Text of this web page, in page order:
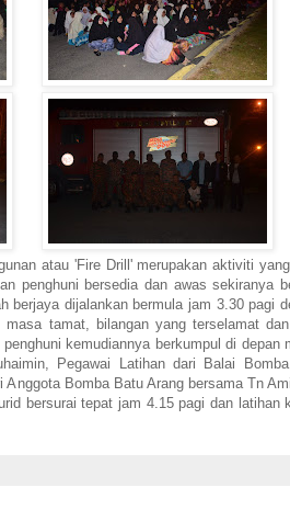
atau 'Fire Drill' merupakan aktiviti
penghuni bersedia dan awas sekiranya
berjaya dijalankan bermula jam 3.30 pagi
tamat, bilangan yang terselamat
kemudiannya berkumpul di depan
Pegawai Latihan dari Balai
Bomba Batu Arang bersama Tn
bersurai tepat jam 4.15 pagi dan latihan